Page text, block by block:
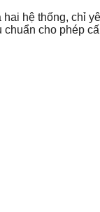
hệ thống, chỉ
cho phép